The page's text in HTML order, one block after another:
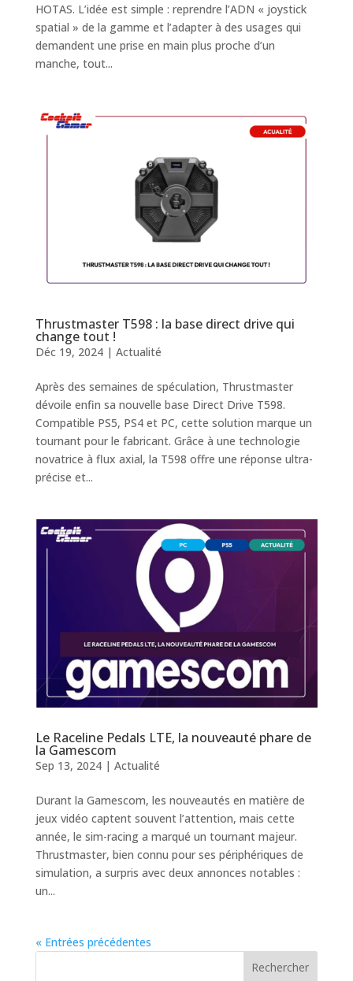
HOTAS. L’idée est simple : reprendre l’ADN « joystick
spatial » de la gamme et l’adapter à des usages qui
demandent une prise en main plus proche d’un
manche, tout...
Thrustmaster T598 : la base direct drive qui
change tout !
Déc 19, 2024| Actualité
Après des semaines de spéculation, Thrustmaster
dévoile enfin sa nouvelle base Direct Drive T598.
Compatible PS5, PS4 et PC, cette solution marque un
tournant pour le fabricant. Grâce à une technologie
novatrice à flux axial, la T598 offre une réponse ultra-
précise et...
Le Raceline Pedals LTE, la nouveauté phare de
la Gamescom
Sep 13, 2024| Actualité
Durant la Gamescom, les nouveautés en matière de
jeux vidéo captent souvent l’attention, mais cette
année, le sim-racing a marqué un tournant majeur.
Thrustmaster, bien connu pour ses périphériques de
simulation, a surpris avec deux annonces notables :
un...
« Entrées précédentes
Rechercher